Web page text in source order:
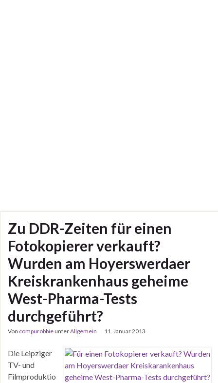
Zu DDR-Zeiten für einen
Fotokopierer verkauft?
Wurden am Hoyerswerdaer
Kreiskrankenhaus geheime
West-Pharma-Tests
durchgeführt?
Von compurobbieunterAllgemein 11. Januar 2013
Die Leipziger
TV- und
Filmproduktio